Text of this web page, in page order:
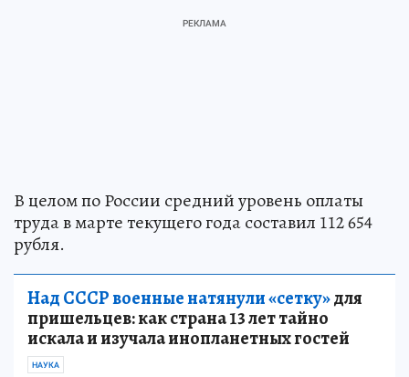
В целом по России средний уровень оплаты
труда в марте текущего года составил 112 654
рубля.
Над СССР военные натянули «сетку»для
пришельцев: как страна 13 лет тайно
искала и изучала инопланетных гостей
НАУКА